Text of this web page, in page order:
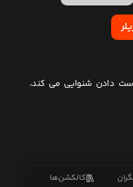
دادن شنوایی می کند،
کالکشن‌ها